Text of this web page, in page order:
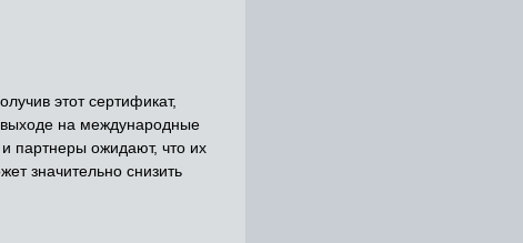
этот сертификат,
на международные
партнеры ожидают, что их
значительно снизить